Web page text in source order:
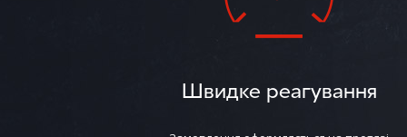
Швидке реагування